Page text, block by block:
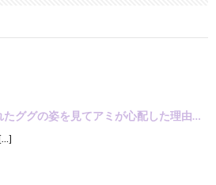
たググの姿を見てアミが心配した理由…